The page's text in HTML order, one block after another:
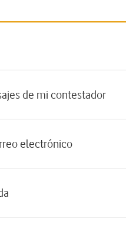
de mi contestador
electrónico